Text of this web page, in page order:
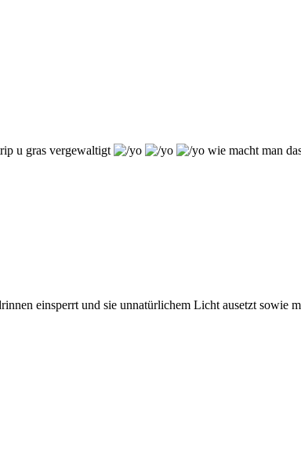
u gras vergewaltigt
wie macht man
einsperrt und sie unnatürlichem Licht ausetzt sowie